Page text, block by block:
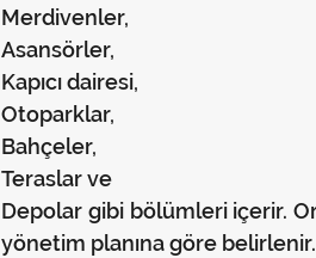
Merdivenler,
Asansörler,
Kapıcı dairesi,
Otoparklar,
Bahçeler,
Teraslar ve
Depolar gibi bölümleri içerir.
yönetim planına göre belirlenir.